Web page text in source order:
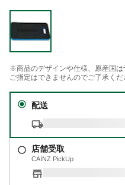
※商品のデザインや仕様、原産国は
ご指定はできませんのでご了承くだ
配送
店舗受取
CAINZ PickUp